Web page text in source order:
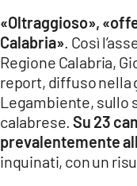
LACONAIR.IT
LACITYMAG.IT
ILREGGINO.IT
COSENZACHANNEL.IT
ILVIBONESE.IT
«Oltraggioso»,
Calabria» . Così
Regione Calabria,
report, diffuso nella
Legambiente, sullo
calabrese.Su 23
prevalentemente
inquinati, con un